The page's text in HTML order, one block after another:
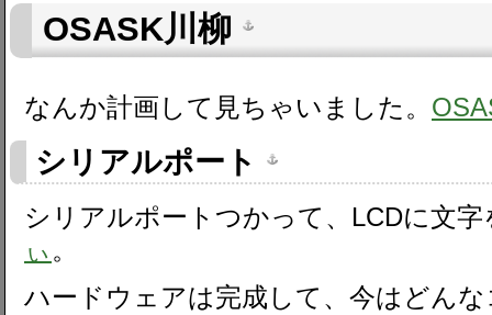
OSASK川柳
なんか計画して見ちゃいました。
シリアルポート
シリアルポートつかって、LCDに文
ぃ。
ハードウェアは完成して、今はどん